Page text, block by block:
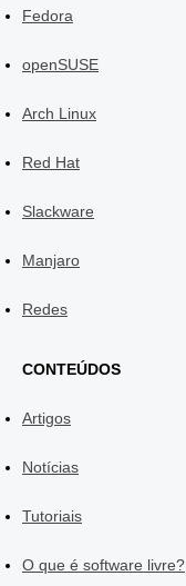
Fedora
openSUSE
Arch Linux
Red Hat
Slackware
Manjaro
Redes
CONTEÚDOS
Artigos
Notícias
Tutoriais
O que é software livre?